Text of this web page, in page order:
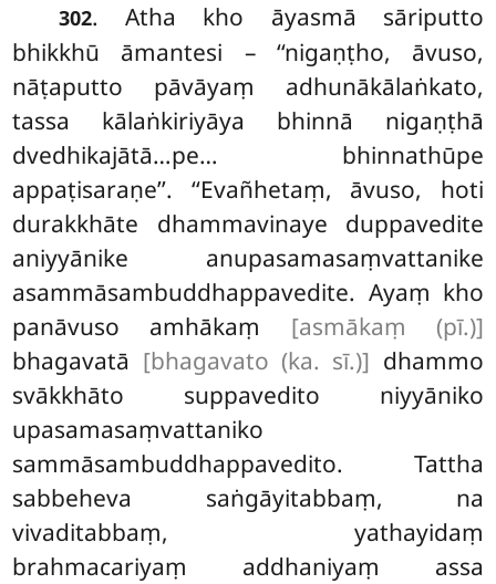
302. Atha kho āyasmā sāriputto
bhikkhū āmantesi – ‘‘nigaṇṭho, āvuso,
nāṭaputto pāvāyaṃ adhunākālaṅkato,
tassa kālaṅkiriyāya bhinnā nigaṇṭhā
dvedhikajātā…pe… bhinnathūpe
appaṭisaraṇe’’. ‘‘Evañhetaṃ, āvuso, hoti
durakkhāte dhammavinaye duppavedite
aniyyānike anupasamasaṃvattanike
asammāsambuddhappavedite. Ayaṃ kho
panāvuso amhākaṃ [asmākaṃ (pī.)]
bhagavatā [bhagavato (ka. sī.)] dhammo
svākkhāto suppavedito niyyāniko
upasamasaṃvattaniko
sammāsambuddhappavedito. Tattha
sabbeheva saṅgāyitabbaṃ, na
vivaditabbaṃ, yathayidaṃ
brahmacariyaṃ addhaniyaṃ assa